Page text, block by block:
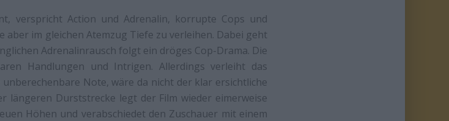
verspricht Action und Adrenalin, korrupte Cops und
aber im gleichen Atemzug Tiefe zu verleihen. Dabei geht
Adrenalinrausch folgt ein dröges Cop-Drama. Die
Handlungen und Intrigen. Allerdings verleiht das
Note, wäre da nicht der klar ersichtliche
längeren Durststrecke legt der Film wieder eimerweise
Höhen und verabschiedet den Zuschauer mit einem